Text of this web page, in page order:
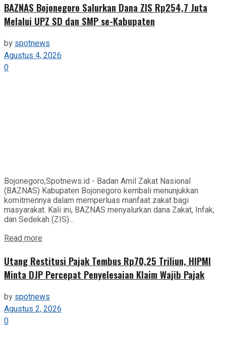
BAZNAS Bojonegoro Salurkan Dana ZIS Rp254,7 Juta
Melalui UPZ SD dan SMP se-Kabupaten
byspotnews
Agustus 4, 2026
0
Bojonegoro,Spotnews.id - Badan Amil Zakat Nasional
(BAZNAS) Kabupaten Bojonegoro kembali menunjukkan
komitmennya dalam memperluas manfaat zakat bagi
masyarakat. Kali ini, BAZNAS menyalurkan dana Zakat, Infak,
dan Sedekah (ZIS)...
Read more
Utang Restitusi Pajak Tembus Rp70,25 Triliun, HIPMI
Minta DJP Percepat Penyelesaian Klaim Wajib Pajak
by spotnews
Agustus 2, 2026
0